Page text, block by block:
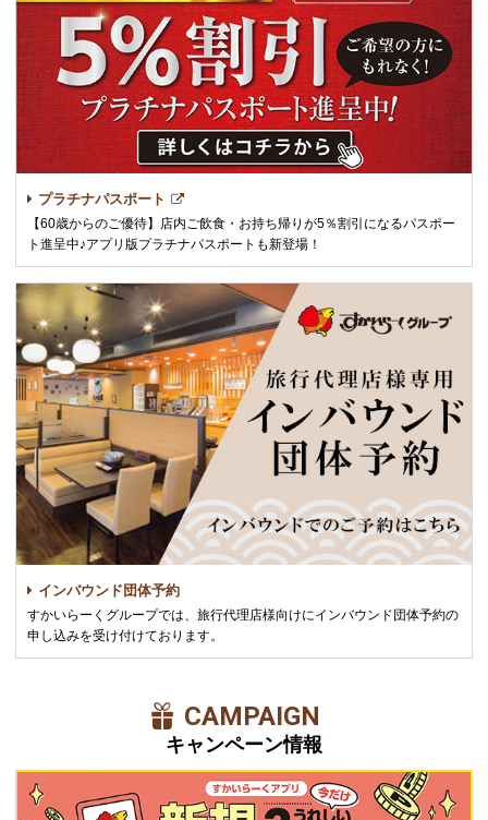
プラチナパスポート
【60歳からのご優待】店内ご飲食・お持ち帰りが5％割引になるパスポー
ト進呈中♪アプリ版プラチナパスポートも新登場！
インバウンド団体予約
すかいらーくグループでは、旅行代理店様向けにインバウンド団体予約の
申し込みを受け付けております。
CAMPAIGN
キャンペーン情報